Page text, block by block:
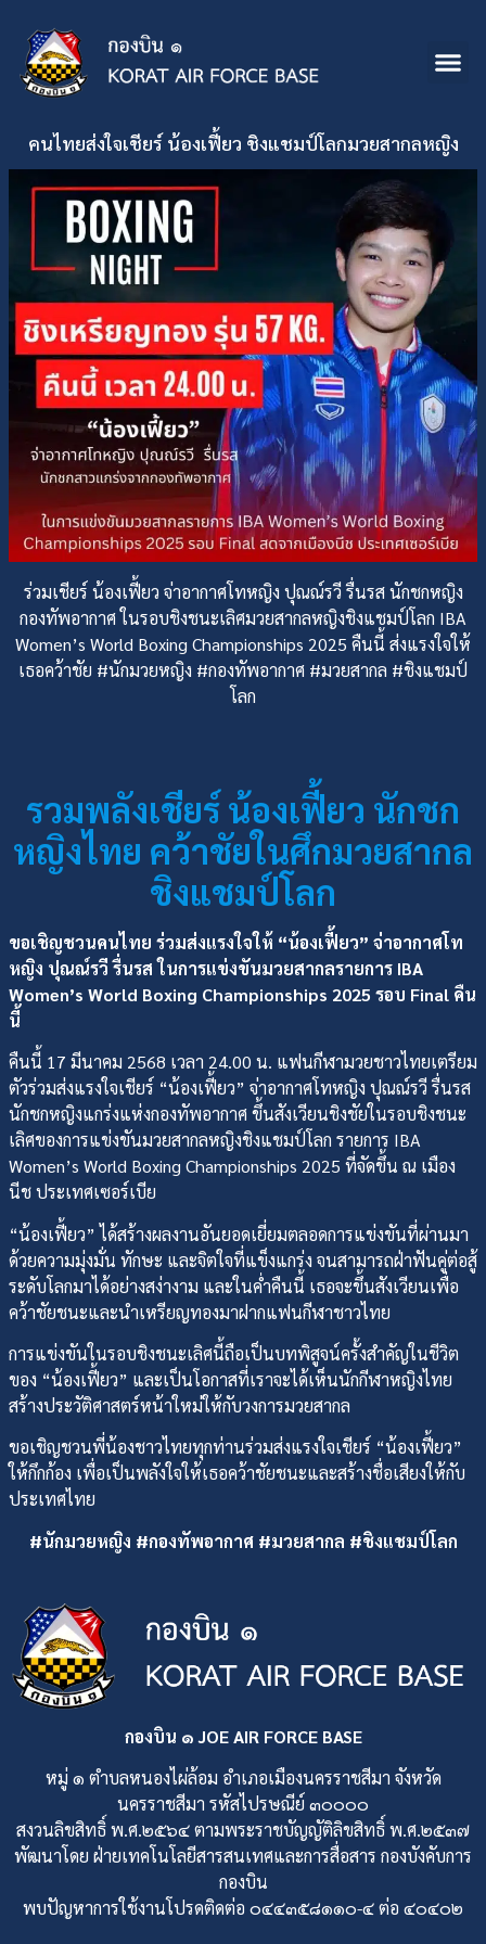
คนไทยส่งใจเชียร์ น้องเฟี้ยว ชิงแชมป์โลกมวยสากลหญิง
ร่วมเชียร์ น้องเฟี้ยว จ่าอากาศโทหญิง ปุณณ์รวี รื่นรส นักชกหญิง
กองทัพอากาศ ในรอบชิงชนะเลิศมวยสากลหญิงชิงแชมป์โลก IBA
Women’s World Boxing Championships 2025 คืนนี้ ส่งแรงใจให้
เธอคว้าชัย #นักมวยหญิง #กองทัพอากาศ #มวยสากล #ชิงแชมป์
โลก
รวมพลังเชียร์ น้องเฟี้ยว นักชก
หญิงไทย คว้าชัยในศึกมวยสากล
ชิงแชมป์โลก
ขอเชิญชวนคนไทย ร่วมส่งแรงใจให้ “น้องเฟี้ยว” จ่าอากาศโท
หญิง ปุณณ์รวี รื่นรส ในการแข่งขันมวยสากลรายการ IBA
Women’s World Boxing Championships 2025 รอบ Final คืน
นี้
คืนนี้ 17 มีนาคม 2568 เวลา 24.00 น. แฟนกีฬามวยชาวไทยเตรียม
ตัวร่วมส่งแรงใจเชียร์ “น้องเฟี้ยว” จ่าอากาศโทหญิง ปุณณ์รวี รื่นรส
นักชกหญิงแกร่งแห่งกองทัพอากาศ ขึ้นสังเวียนชิงชัยในรอบชิงชนะ
เลิศของการแข่งขันมวยสากลหญิงชิงแชมป์โลก รายการ IBA
Women’s World Boxing Championships 2025 ที่จัดขึ้น ณ เมือง
นีช ประเทศเซอร์เบีย
“น้องเฟี้ยว” ได้สร้างผลงานอันยอดเยี่ยมตลอดการแข่งขันที่ผ่านมา
ด้วยความมุ่งมั่น ทักษะ และจิตใจที่แข็งแกร่ง จนสามารถฝ่าฟันคู่ต่อสู้
ระดับโลกมาได้อย่างสง่างาม และในค่ำคืนนี้ เธอจะขึ้นสังเวียนเพื่อ
คว้าชัยชนะและนำเหรียญทองมาฝากแฟนกีฬาชาวไทย
การแข่งขันในรอบชิงชนะเลิศนี้ถือเป็นบทพิสูจน์ครั้งสำคัญในชีวิต
ของ “น้องเฟี้ยว” และเป็นโอกาสที่เราจะได้เห็นนักกีฬาหญิงไทย
สร้างประวัติศาสตร์หน้าใหม่ให้กับวงการมวยสากล
ขอเชิญชวนพี่น้องชาวไทยทุกท่านร่วมส่งแรงใจเชียร์ “น้องเฟี้ยว”
ให้กึกก้อง เพื่อเป็นพลังใจให้เธอคว้าชัยชนะและสร้างชื่อเสียงให้กับ
ประเทศไทย
#นักมวยหญิง #กองทัพอากาศ #มวยสากล #ชิงแชมป์โลก
กองบิน ๑ JOE AIR FORCE BASE
หมู่ ๑ ตำบลหนองไผ่ล้อม อำเภอเมืองนครราชสีมา จังหวัด
นครราชสีมา รหัสไปรษณีย์ ๓๐๐๐๐
สงวนลิขสิทธิ์ พ.ศ.๒๕๖๔ ตามพระราชบัญญัติลิขสิทธิ์ พ.ศ.๒๕๓๗
พัฒนาโดย ฝ่ายเทคโนโลยีสารสนเทศและการสื่อสาร กองบังคับการ
กองบิน
พบปัญหาการใช้งานโปรดติดต่อ ๐๔๔๓๕๘๑๑๐-๔ ต่อ ๔๐๔๐๒